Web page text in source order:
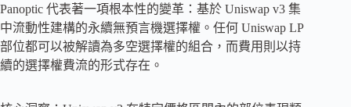
Panoptic 代表著一項根本性的變革：基於 Uniswap v3 集
中流動性建構的永續無預言機選擇權。任何 Uniswap LP
部位都可以被解讀為多空選擇權的組合，而費用則以持
續的選擇權費流的形式存在。